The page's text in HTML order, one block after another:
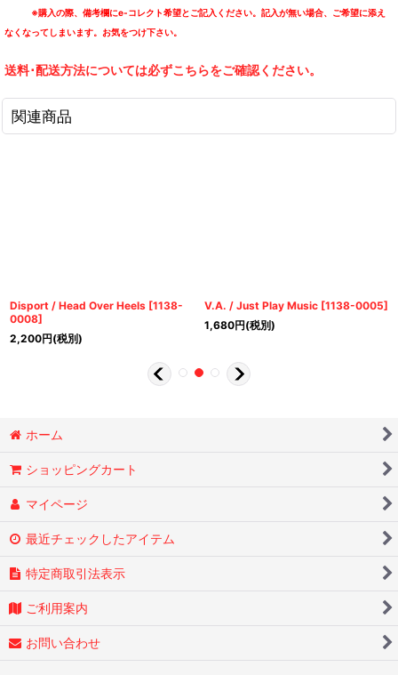
※購入の際、備考欄にe-コレクト希望とご記入ください。記入が無い場合、ご希望に添え
なくなってしまいます。お気をつけ下さい。
送料･配送方法については必ずこちらをご確認ください。
関連商品
Disport / Head Over Heels [1138-
0008]
2,200円(税別)
V.A. / Just Play Music [1138-0005]
1,680円(税別)
ホーム
ショッピングカート
マイページ
最近チェックしたアイテム
特定商取引法表示
ご利用案内
お問い合わせ